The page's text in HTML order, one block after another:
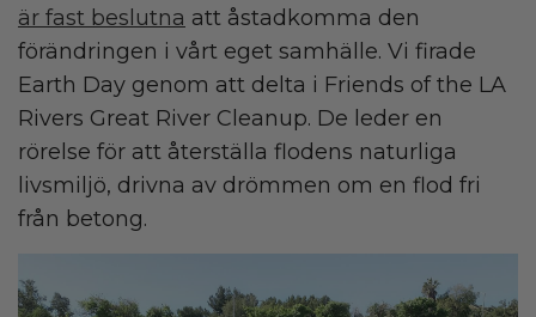
är fast beslutna att åstadkomma den
förändringen i vårt eget samhälle. Vi firade
Earth Day genom att delta i Friends of the LA
Rivers Great River Cleanup. De leder en
rörelse för att återställa flodens naturliga
livsmiljö, drivna av drömmen om en flod fri
från betong.